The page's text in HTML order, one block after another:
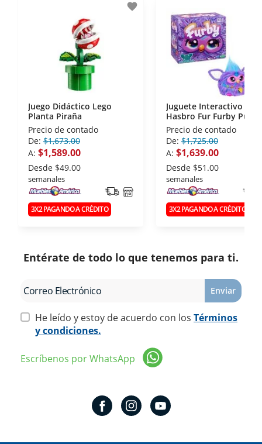
disposiciones legales y Códigos de Ética de la
Asociación Mexicana de Internet (AIMX).
- Nos encontramos en la lista de socios Activos de
la Asociación de Internet.MX.
favorite
Juego Didáctico Lego
Planta Piraña
Precio de contado
De: $1,673.00
A: $1,589.00
Desde $49.00
semanales
3X2 PAGANDO A CRÉDITO
Juguete Interactivo
Hasbro Fur Furby
Precio de contado
De: $1,725.00
A: $1,639.00
Desde $51.00
semanales
3X2 PAGANDO A CRÉDITO
Entérate de todo lo que tenemos para ti.
Enviar
He leído y estoy de acuerdo con los Términos
y condiciones.
Escríbenos por WhatsApp